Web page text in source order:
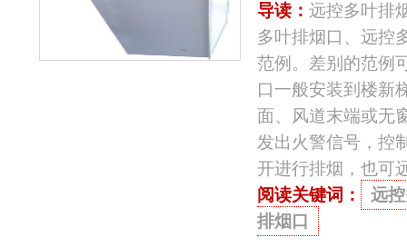
导读： 远控多叶排
多叶排烟口、远控
范例。差别的范例
口一般安装到楼新
面、风道末端或无
发出火警信号，控
开进行排烟，也可
阅读关键词：
远
排烟口